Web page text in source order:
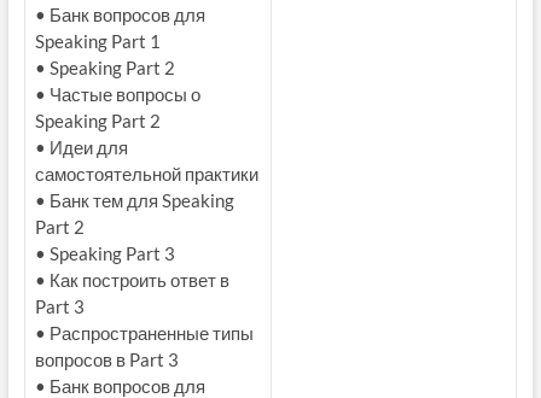
• Банк вопросов для
Speaking Part 1
• Speaking Part 2
• Частые вопросы о
Speaking Part 2
• Идеи для
самостоятельной практики
• Банк тем для Speaking
Part 2
• Speaking Part 3
• Как построить ответ в
Part 3
• Распространенные типы
вопросов в Part 3
• Банк вопросов для